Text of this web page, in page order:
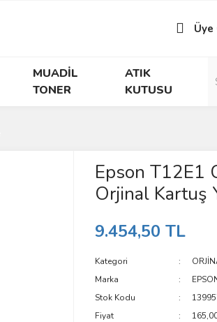
Üye
MUADİL
TONER
ATIK
KUTUSU
Epson T12E1
Orjinal Kartuş
9.454,50 TL
Kategori
Marka
Stok Kodu
Fiyat